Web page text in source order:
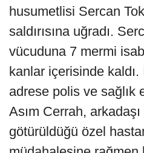
husumetlisi Sercan
saldırısına uğradı.
vücuduna 7 mermi
kanlar içerisinde
adrese polis ve sağlık
Asım Cerrah, arkadaşı
götürüldüğü özel